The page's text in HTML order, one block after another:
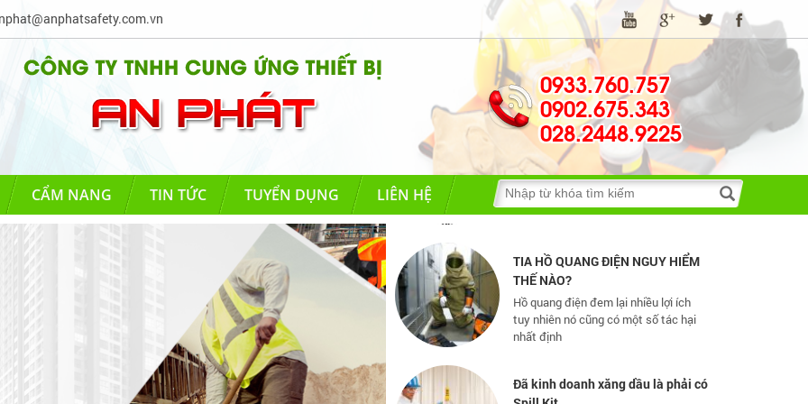
0933.760.757
0902.675.343
028.2448.9225
CẨM NANG TIN TỨC TUYỂN DỤNG LIÊN HỆ
Những quy định và hệ thống pháp
luật về bảo hộ lao động
Những quy định và hệ thống pháp luật
về bảo hộ lao động
Hồ quang điện đem lại nhiều lợi ích
tuy nhiên nó cũng có một số tác hại
nhất định
Đã kinh doanh xăng dầu là phải có
Bộ Ứng Phó Khẩn Cấp (SPILL KIT) bao